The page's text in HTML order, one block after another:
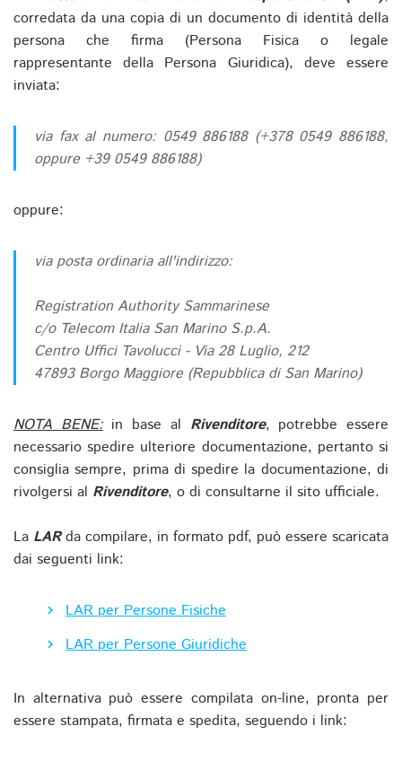
corredata da una copia di un documento di identità della
persona che firma (Persona Fisica o legale
rappresentante della Persona Giuridica), deve essere
inviata:
via fax al numero: 0549 886188 (+378 0549 886188,
oppure +39 0549 886188)
oppure:
via posta ordinaria all'indirizzo:
Registration Authority Sammarinese
c/o Telecom Italia San Marino S.p.A.
Centro Uffici Tavolucci - Via 28 Luglio, 212
47893 Borgo Maggiore (Repubblica di San Marino)
NOTA BENE:in base al Rivenditore, potrebbe essere
necessario spedire ulteriore documentazione, pertanto si
consiglia sempre, prima di spedire la documentazione, di
rivolgersi al Rivenditore, o di consultarne il sito ufficiale.
La LARda compilare, in formato pdf, può essere scaricata
dai seguenti link:
LAR per Persone Fisiche
LAR per Persone Giuridiche
In alternativa può essere compilata on-line, pronta per
essere stampata, firmata e spedita, seguendo i link: